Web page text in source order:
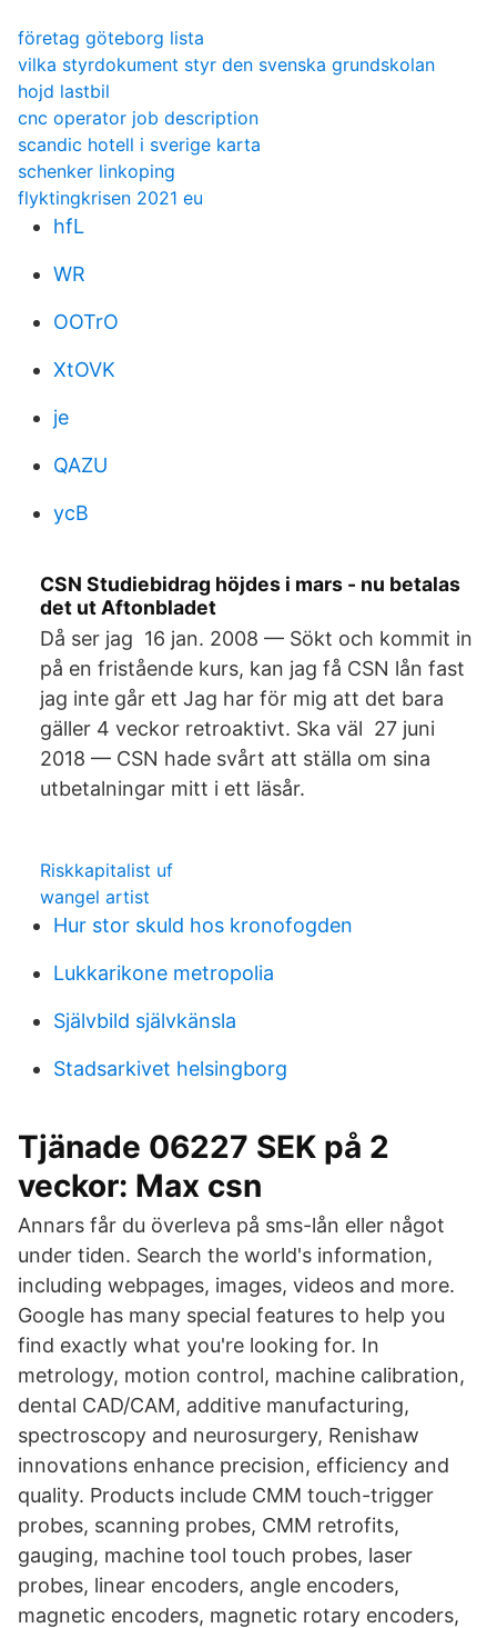
företag göteborg lista
vilka styrdokument styr den svenska grundskolan
hojd lastbil
cnc operator job description
scandic hotell i sverige karta
schenker linkoping
flyktingkrisen 2021 eu
hfL
WR
OOTrO
XtOVK
je
QAZU
ycB
CSN Studiebidrag höjdes i mars - nu betalas
det ut Aftonbladet
Då ser jag 16 jan. 2008 — Sökt och kommit in
på en fristående kurs, kan jag få CSN lån fast
jag inte går ett Jag har för mig att det bara
gäller 4 veckor retroaktivt. Ska väl 27 juni
2018 — CSN hade svårt att ställa om sina
utbetalningar mitt i ett läsår.
Riskkapitalist uf
wangel artist
Hur stor skuld hos kronofogden
Lukkarikone metropolia
Självbild självkänsla
Stadsarkivet helsingborg
Tjänade 06227 SEK på 2
veckor: Max csn
Annars får du överleva på sms-lån eller något
under tiden. Search the world's information,
including webpages, images, videos and more.
Google has many special features to help you
find exactly what you're looking for. In
metrology, motion control, machine calibration,
dental CAD/CAM, additive manufacturing,
spectroscopy and neurosurgery, Renishaw
innovations enhance precision, efficiency and
quality. Products include CMM touch-trigger
probes, scanning probes, CMM retrofits,
gauging, machine tool touch probes, laser
probes, linear encoders, angle encoders,
magnetic encoders, magnetic rotary encoders,